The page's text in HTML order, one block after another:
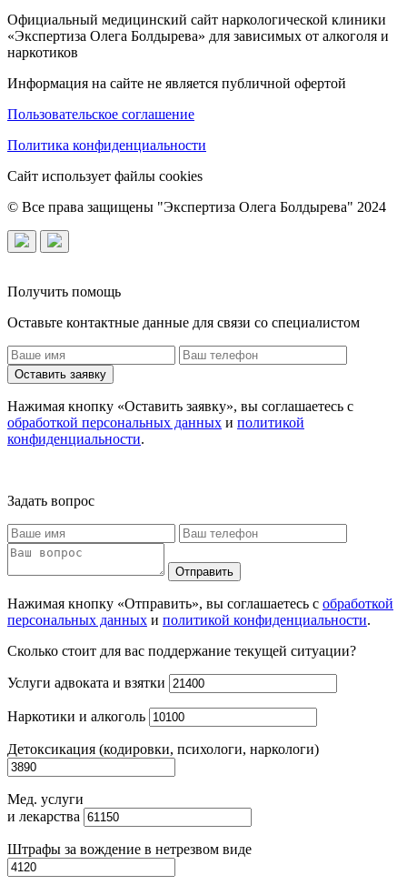
Официальный медицинский сайт наркологической клиники
«Экспертиза Олега Болдырева» для зависимых от алкоголя и
наркотиков
Информация на сайте не является публичной офертой
Пользовательское соглашение
Политика конфиденциальности
Сайт использует файлы cookies
© Все права защищены "Экспертиза Олега Болдырева" 2024
Получить помощь
Оставьте контактные данные для связи со специалистом
Оставить заявку
Нажимая кнопку «Оставить заявку», вы соглашаетесь с
обработкой персональных данных и политикой
конфиденциальности.
Задать вопрос
Отправить
Нажимая кнопку «Отправить», вы соглашаетесь с обработкой
персональных данных и политикой конфиденциальности.
Сколько стоит для вас поддержание текущей ситуации?
Услуги адвоката и взятки
Наркотики и алкоголь
Детоксикация (кодировки, психологи, наркологи)
Мед. услуги
и лекарства
Штрафы за вождение в нетрезвом виде